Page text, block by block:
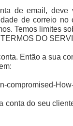
de email, deve
de correio no
Temos limites
DO
Então a sua
compromised-
conta do seu